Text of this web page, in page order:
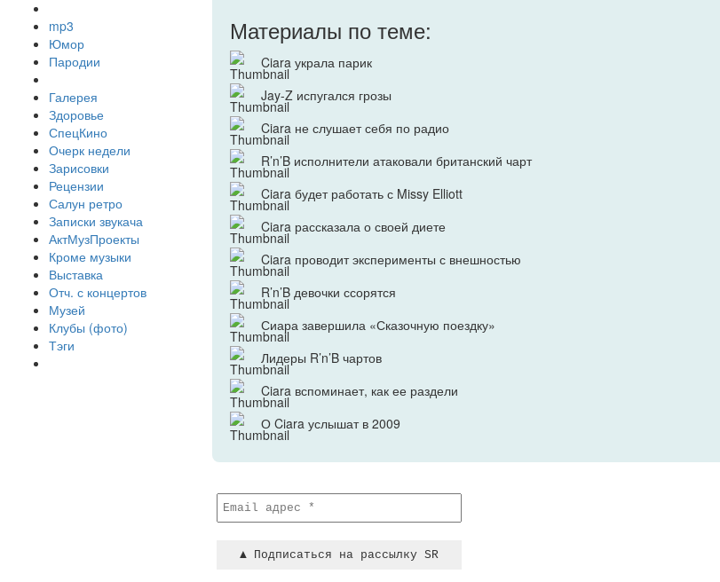
mp3
Юмор
Пародии
Галерея
Здоровье
СпецКино
Очерк недели
Зарисовки
Рецензии
Салун ретро
Записки звукача
АктМузПроекты
Кроме музыки
Выставка
Отч. с концертов
Музей
Клубы (фото)
Тэги
Материалы по теме:
Ciara украла парик
Jay-Z испугался грозы
Ciara не слушает себя по радио
R’n’B исполнители атаковали британский чарт
Ciara будет работать с Missy Elliott
Ciara рассказала о своей диете
Ciara проводит эксперименты с внешностью
R’n’B девочки ссорятся
Сиара завершила «Сказочную поездку»
Лидеры R’n’B чартов
Ciara вспоминает, как ее раздели
О Ciara услышат в 2009